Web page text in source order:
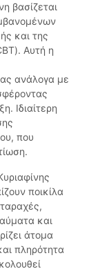
βασίζεται
και της
Αυτή η
ανάλογα με
Ιδιαίτερη
που
ποικίλα
και
άτομα
πληρότητα